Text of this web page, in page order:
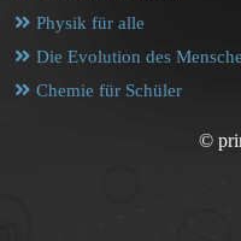
Physik für alle
Die Evolution des
Chemie für Schüler
©